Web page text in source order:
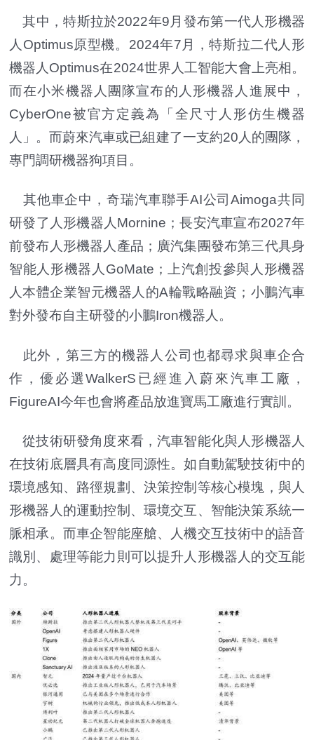
其中，特斯拉於2022年9月發布第一代人形機器
人Optimus原型機。2024年7月，特斯拉二代人形
機器人Optimus在2024世界人工智能大會上亮相。
而在小米機器人團隊宣布的人形機器人進展中，
CyberOne被官方定義為「全尺寸人形仿生機器
人」。而蔚來汽車或已組建了一支約20人的團隊，
專門調研機器狗項目。
其他車企中，奇瑞汽車聯手AI公司Aimoga共同
研發了人形機器人Mornine；長安汽車宣布2027年
前發布人形機器人產品；廣汽集團發布第三代具身
智能人形機器人GoMate；上汽創投參與人形機器
人本體企業智元機器人的A輪戰略融資；小鵬汽車
對外發布自主研發的小鵬Iron機器人。
此外，第三方的機器人公司也都尋求與車企合
作，優必選WalkerS已經進入蔚來汽車工廠，
FigureAI今年也會將產品放進寶馬工廠進行實訓。
從技術研發角度來看，汽車智能化與人形機器人
在技術底層具有高度同源性。如自動駕駛技術中的
環境感知、路徑規劃、決策控制等核心模塊，與人
形機器人的運動控制、環境交互、智能決策系統一
脈相承。而車企智能座艙、人機交互技術中的語音
識別、處理等能力則可以提升人形機器人的交互能
力。